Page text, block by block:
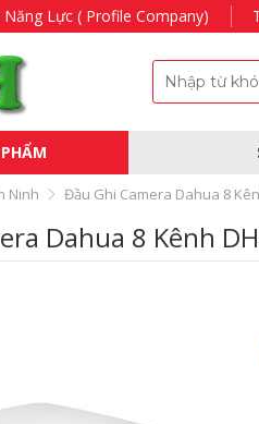
Năng Lực ( Profile Company)
Ninh Đầu Ghi Camera Dahua 8
Dahua 8 Kênh